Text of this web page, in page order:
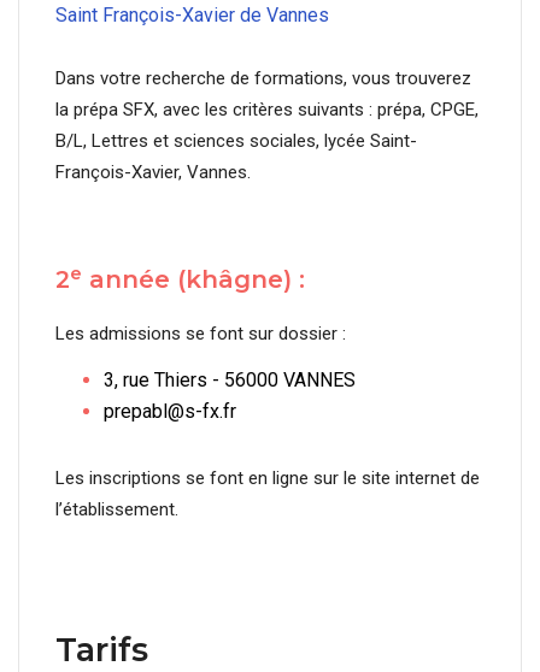
Saint François-Xavier de Vannes
Dans votre recherche de formations, vous trouverez
la prépa SFX, avec les critères suivants : prépa, CPGE,
B/L, Lettres et sciences sociales, lycée Saint-
François-Xavier, Vannes.
2e année (khâgne) :
Les admissions se font sur dossier :
3, rue Thiers - 56000 VANNES
prepabl@s-fx.fr
Les inscriptions se font en ligne sur le site internet de
l’établissement.
Tarifs